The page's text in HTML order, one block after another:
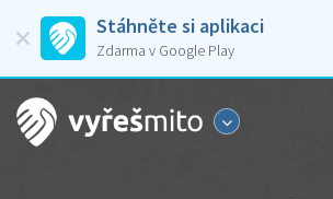
Stáhněte si aplikaci
Zdarma v Google Play